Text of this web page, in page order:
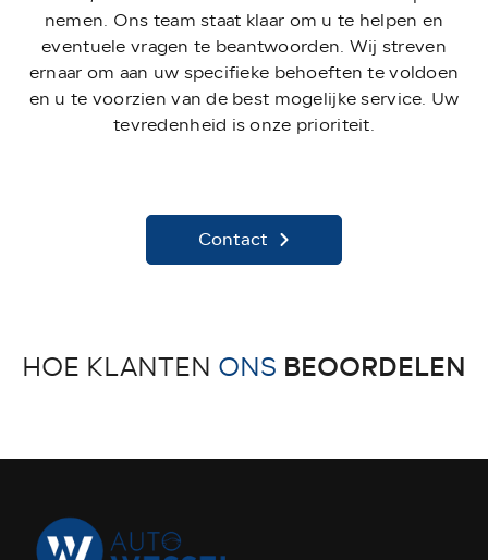
nemen. Ons team staat klaar om u te helpen en
eventuele vragen te beantwoorden. Wij streven
ernaar om aan uw specifieke behoeften te voldoen
en u te voorzien van de best mogelijke service. Uw
tevredenheid is onze prioriteit.
Contact
HOE KLANTEN ONS BEOORDELEN